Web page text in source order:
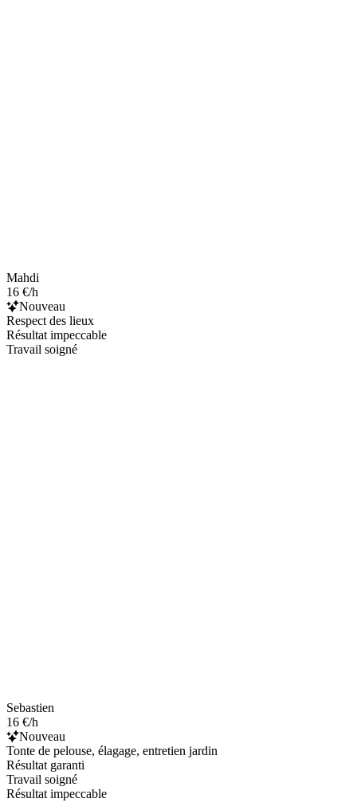
Mahdi
16 €/h
Nouveau
Respect des lieux
Résultat impeccable
Travail soigné
Sebastien
16 €/h
Nouveau
Tonte de pelouse, élagage, entretien jardin
Résultat garanti
Travail soigné
Résultat impeccable